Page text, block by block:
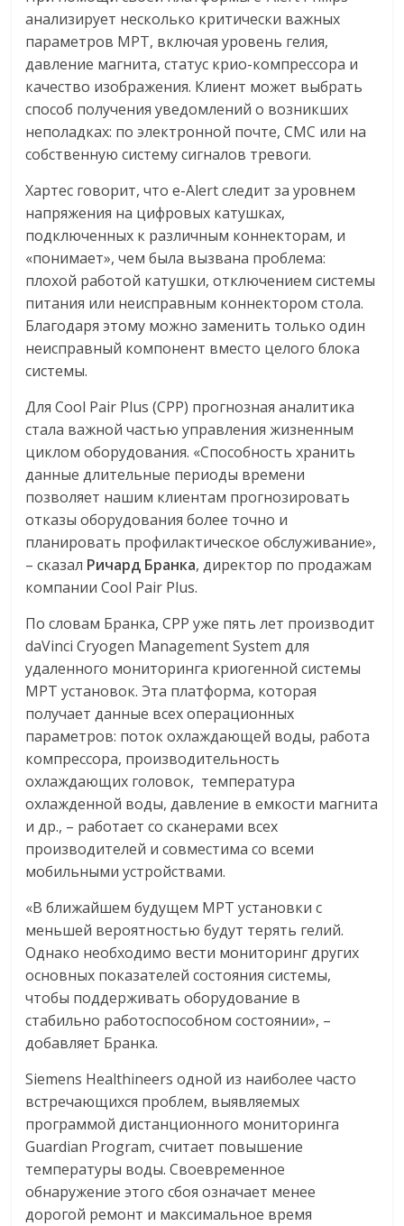
анализирует несколько критически важных
параметров МРТ, включая уровень гелия,
давление магнита, статус крио-компрессора и
качество изображения. Клиент может выбрать
способ получения уведомлений о возникших
неполадках: по электронной почте, СМС или на
собственную систему сигналов тревоги.
Хартес говорит, что e-Alert следит за уровнем
напряжения на цифровых катушках,
подключенных к различным коннекторам, и
«понимает», чем была вызвана проблема:
плохой работой катушки, отключением системы
питания или неисправным коннектором стола.
Благодаря этому можно заменить только один
неисправный компонент вместо целого блока
системы.
Для Cool Pair Plus (CPP) прогнозная аналитика
стала важной частью управления жизненным
циклом оборудования. «Способность хранить
данные длительные периоды времени
позволяет нашим клиентам прогнозировать
отказы оборудования более точно и
планировать профилактическое обслуживание»,
– сказал Ричард Бранка, директор по продажам
компании Cool Pair Plus.
По словам Бранка, CPP уже пять лет производит
daVinci Cryogen Management System для
удаленного мониторинга криогенной системы
МРТ установок. Эта платформа, которая
получает данные всех операционных
параметров: поток охлаждающей воды, работа
компрессора, производительность
охлаждающих головок, температура
охлажденной воды, давление в емкости магнита
и др., – работает со сканерами всех
производителей и совместима со всеми
мобильными устройствами.
«В ближайшем будущем МРТ установки с
меньшей вероятностью будут терять гелий.
Однако необходимо вести мониторинг других
основных показателей состояния системы,
чтобы поддерживать оборудование в
стабильно работоспособном состоянии», –
добавляет Бранка.
Siemens Healthineers одной из наиболее часто
встречающихся проблем, выявляемых
программой дистанционного мониторинга
Guardian Program, считает повышение
температуры воды. Своевременное
обнаружение этого сбоя означает менее
дорогой ремонт и максимальное время